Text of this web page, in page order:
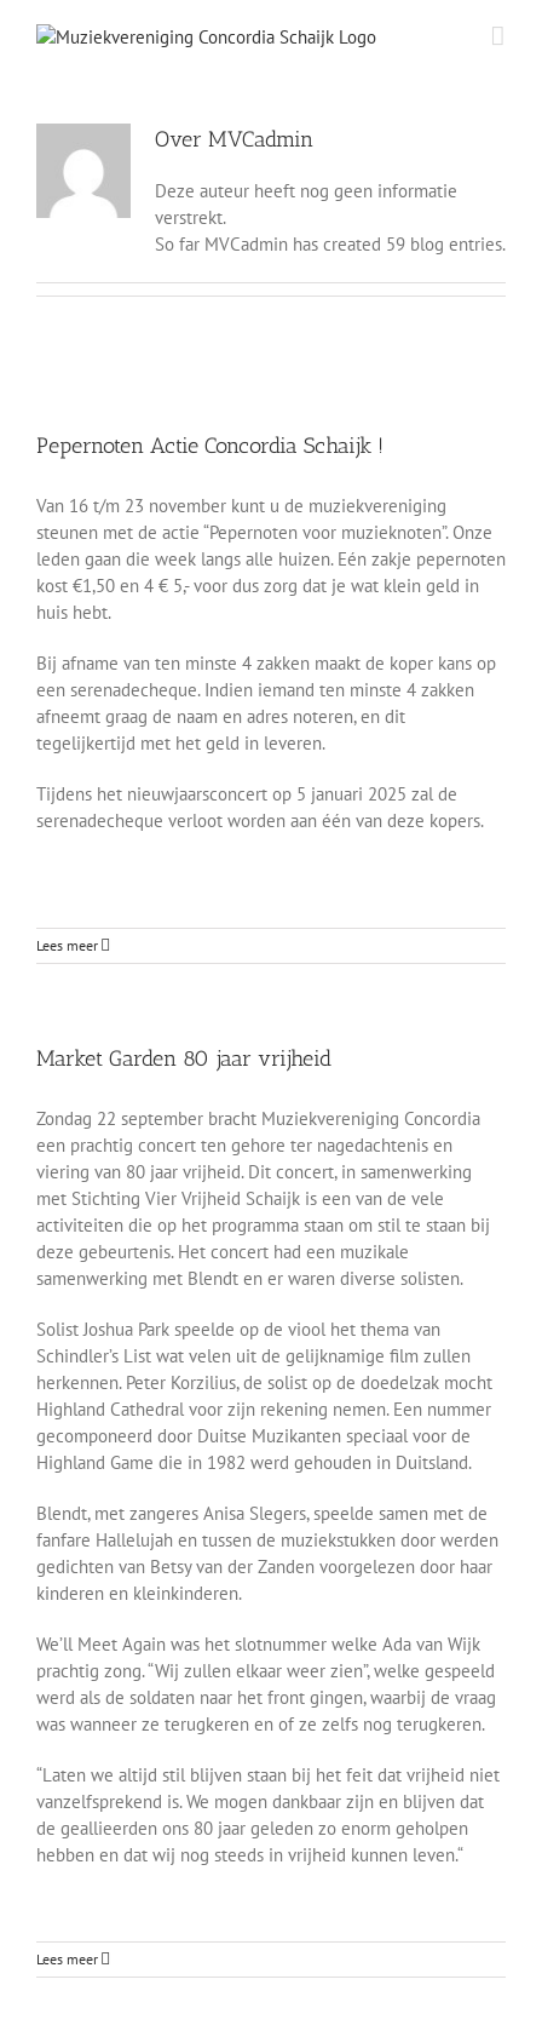
Over MVCadmin
Deze auteur heeft nog geen informatie
verstrekt.
So far MVCadmin has created 59 blog entries.
Berichten-Archief
Pepernoten Actie Concordia Schaijk !
Van 16 t/m 23 november kunt u de muziekvereniging
steunen met de actie “Pepernoten voor muzieknoten”. Onze
leden gaan die week langs alle huizen. Eén zakje pepernoten
kost €1,50 en 4 € 5,- voor dus zorg dat je wat klein geld in
huis hebt.
Bij afname van ten minste 4 zakken maakt de koper kans op
een serenadecheque. Indien iemand ten minste 4 zakken
afneemt graag de naam en adres noteren, en dit
tegelijkertijd met het geld in leveren.
Tijdens het nieuwjaarsconcert op 5 januari 2025 zal de
serenadecheque verloot worden aan één van deze kopers.
Lees meer
Market Garden 80 jaar vrijheid
Zondag 22 september bracht Muziekvereniging Concordia
een prachtig concert ten gehore ter nagedachtenis en
viering van 80 jaar vrijheid. Dit concert, in samenwerking
met Stichting Vier Vrijheid Schaijk is een van de vele
activiteiten die op het programma staan om stil te staan bij
deze gebeurtenis. Het concert had een muzikale
samenwerking met Blendt en er waren diverse solisten.
Solist Joshua Park speelde op de viool het thema van
Schindler’s List wat velen uit de gelijknamige film zullen
herkennen. Peter Korzilius, de solist op de doedelzak mocht
Highland Cathedral voor zijn rekening nemen. Een nummer
gecomponeerd door Duitse Muzikanten speciaal voor de
Highland Game die in 1982 werd gehouden in Duitsland.
Blendt, met zangeres Anisa Slegers, speelde samen met de
fanfare Hallelujah en tussen de muziekstukken door werden
gedichten van Betsy van der Zanden voorgelezen door haar
kinderen en kleinkinderen.
We’ll Meet Again was het slotnummer welke Ada van Wijk
prachtig zong. “Wij zullen elkaar weer zien”, welke gespeeld
werd als de soldaten naar het front gingen, waarbij de vraag
was wanneer ze terugkeren en of ze zelfs nog terugkeren.
“Laten we altijd stil blijven staan bij het feit dat vrijheid niet
vanzelfsprekend is. We mogen dankbaar zijn en blijven dat
de geallieerden ons 80 jaar geleden zo enorm geholpen
hebben en dat wij nog steeds in vrijheid kunnen leven.“
Lees meer